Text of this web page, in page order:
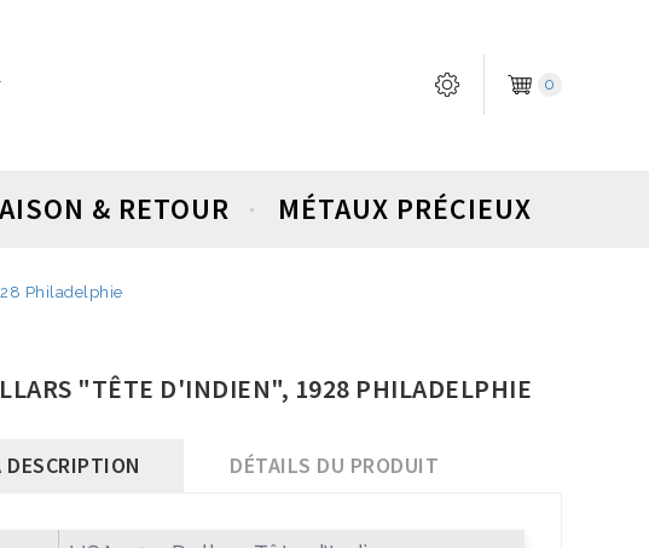
0
& RETOUR MÉTAUX PRÉCIEUX
Philadelphie
"TÊTE D'INDIEN", 1928 PHILADELPHIE
DESCRIPTION DÉTAILS DU PRODUIT